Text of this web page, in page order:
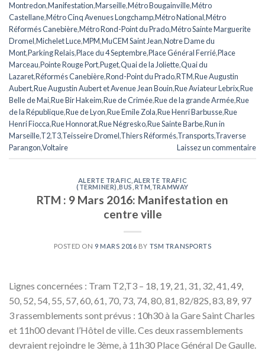
Montredon,Manifestation,Marseille,Métro Bougainville,Métro
Castellane,Métro Cinq Avenues Longchamp,Métro National,Métro
Réformés Canebière,Métro Rond-Point du Prado,Métro Sainte Marguerite
Dromel,Michelet Luce,MPM,MuCEM Saint Jean,Notre Dame du
Mont,Parking Relais,Place du 4 Septembre,Place Général Ferrié,Place
Marceau,Pointe Rouge Port,Puget,Quai de la Joliette,Quai du
Lazaret,Réformés Canebière,Rond-Point du Prado,RTM,Rue Augustin
Aubert,Rue Augustin Aubert et Avenue Jean Bouin,Rue Aviateur Lebrix,Rue
Belle de Mai,Rue Bir Hakeim,Rue de Crimée,Rue de la grande Armée,Rue
de la République,Rue de Lyon,Rue Emile Zola,Rue Henri Barbusse,Rue
Henri Fiocca,Rue Honnorat,Rue Négresko,Rue Sainte Barbe,Run in
Marseille,T2,T3,Teisseire Dromel,Thiers Réformés,Transports,Traverse
Parangon,Voltaire Laissez un commentaire
ALERTE TRAFIC ALERTE TRAFIC
(TERMINER) ,BUS RTM TRAMWAY
RTM : 9 Mars 2016: Manifestation en
centre ville
POSTED ON 9 MARS 2016 BY TSM TRANSPORTS
Lignes concernées : Tram T2,T3 – 18, 19, 21, 31, 32, 41, 49,
50, 52, 54, 55, 57, 60, 61, 70, 73, 74, 80, 81, 82/82S, 83, 89, 97
3 rassemblements sont prévus : 10h30 à la Gare Saint Charles
et 11h00 devant l’Hôtel de ville. Ces deux rassemblements
devraient rejoindre le 3ème, à 11h30 Place Général De Gaulle.